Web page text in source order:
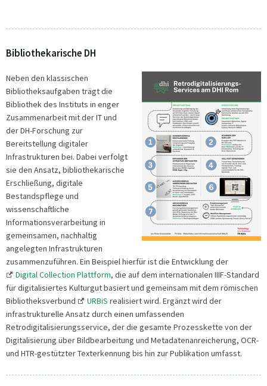
Bibliothekarische DH
Neben den klassischen
Bibliotheksaufgaben trägt die
Bibliothek des Instituts in enger
Zusammenarbeit mit der IT und
der DH-Forschung zur
Bereitstellung digitaler
Infrastrukturen bei. Dabei verfolgt
sie den Ansatz, bibliothekarische
Erschließung, digitale
Bestandspflege und
wissenschaftliche
Informationsverarbeitung in
gemeinsamen, nachhaltig
angelegten Infrastrukturen
zusammenzuführen. Ein Beispiel hierfür ist die Entwicklung der
Digital Collection Plattform, die auf dem internationalen IIIF-Standard
für digitalisiertes Kulturgut basiert und gemeinsam mit dem römischen
Bibliotheksverbund
URBiS realisiert wird. Ergänzt wird der
infrastrukturelle Ansatz durch einen umfassenden
Retrodigitalisierungsservice, der die gesamte Prozesskette von der
Digitalisierung über Bildbearbeitung und Metadatenanreicherung, OCR-
und HTR-gestützter Texterkennung bis hin zur Publikation umfasst.